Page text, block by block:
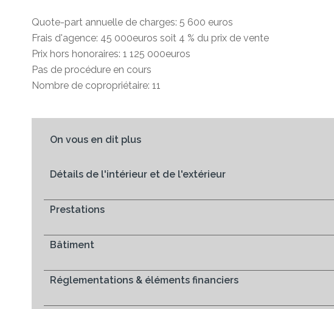
Quote-part annuelle de charges: 5 600 euros
Frais d'agence: 45 000euros soit 4 % du prix de vente
Prix hors honoraires: 1 125 000euros
Pas de procédure en cours
Nombre de copropriétaire: 11
On vous en dit plus
Détails de l'intérieur et de l'extérieur
Prestations
Bâtiment
Réglementations & éléments financiers